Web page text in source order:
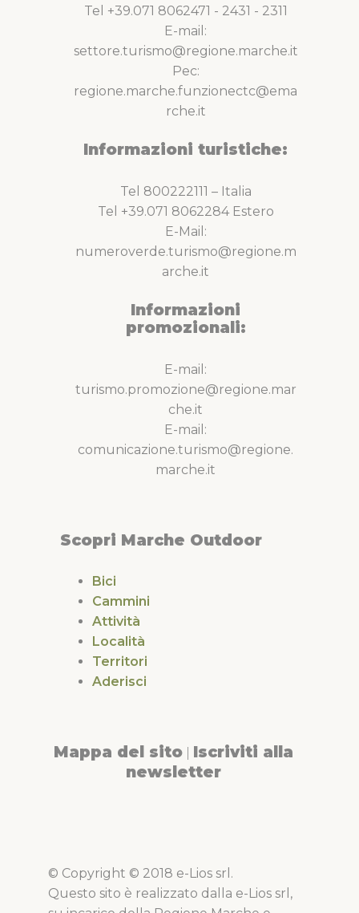
Tel +39.071 8062471 - 2431 - 2311
E-mail:
settore.turismo@regione.marche.it
Pec:
regione.marche.funzionectc@ema
rche.it
Informazioni turistiche:
Tel 800222111 – Italia
Tel +39.071 8062284 Estero
E-Mail:
numeroverde.turismo@regione.m
arche.it
Informazioni
promozionali:
E-mail:
turismo.promozione@regione.mar
che.it
E-mail:
comunicazione.turismo@regione.
marche.it
Scopri Marche Outdoor
Bici
Cammini
Attività
Località
Territori
Aderisci
Mappa del sito Iscriviti alla
newsletter
© Copyright © 2018 e-Lios srl.
Questo sito è realizzato dalla e-Lios srl,